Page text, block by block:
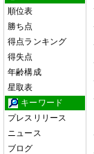
順位表
勝ち点
得点ランキング
得失点
年齢構成
星取表
キーワード
プレスリリース
ニュース
ブログ